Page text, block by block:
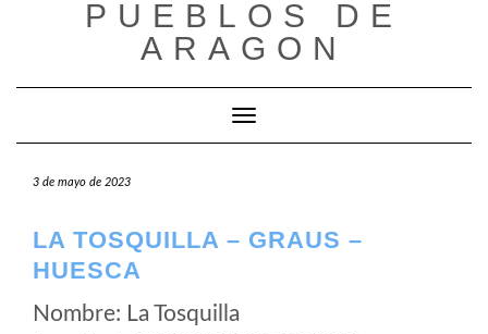
PUEBLOS DE
ARAGON
Cambiar modo de navegación
3 de mayo de 2023
LA TOSQUILLA – GRAUS –
HUESCA
Nombre: La Tosquilla